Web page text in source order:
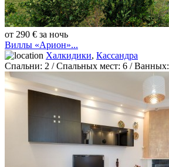
от 290 € за ночь
Виллы «Арион»...
Халкидики, Кассандра
Спальни: 2 / Спальных мест: 6 /Ванных: